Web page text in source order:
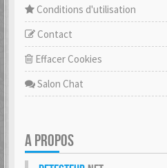
Conditions d'utilisation
Contact
Effacer Cookies
Salon Chat
A PROPOS